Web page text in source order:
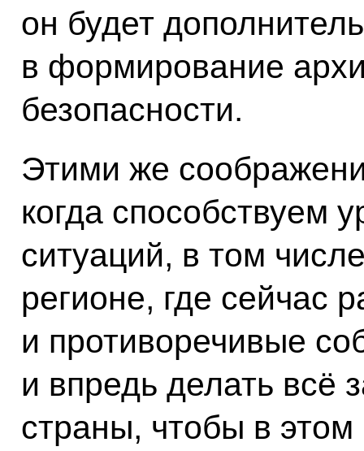
он будет
в формирование
безопасности.
Этими же
когда способствуем
ситуаций, в том
регионе, где сейчас
и противоречивые
и впредь делать всё
страны, чтобы в